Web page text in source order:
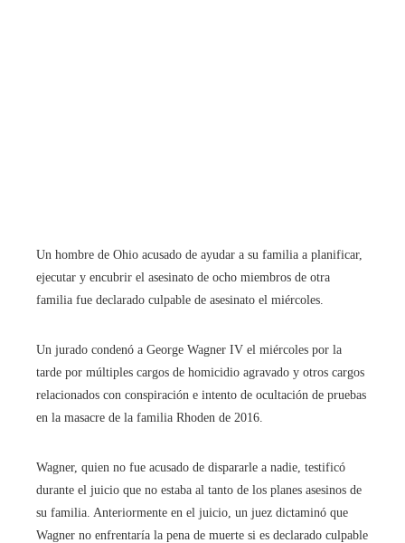
Un hombre de Ohio acusado de ayudar a su familia a planificar,
ejecutar y encubrir el asesinato de ocho miembros de otra
familia fue declarado culpable de asesinato el miércoles.
Un jurado condenó a George Wagner IV el miércoles por la
tarde por múltiples cargos de homicidio agravado y otros cargos
relacionados con conspiración e intento de ocultación de pruebas
en la masacre de la familia Rhoden de 2016.
Wagner, quien no fue acusado de dispararle a nadie, testificó
durante el juicio que no estaba al tanto de los planes asesinos de
su familia. Anteriormente en el juicio, un juez dictaminó que
Wagner no enfrentaría la pena de muerte si es declarado culpable